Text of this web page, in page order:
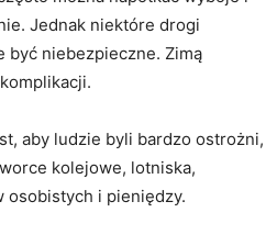
Jednak niektóre drogi
być niebezpieczne. Zimą
aby ludzie byli bardzo ostrożni,
kolejowe, lotniska,
osobistych i pieniędzy.